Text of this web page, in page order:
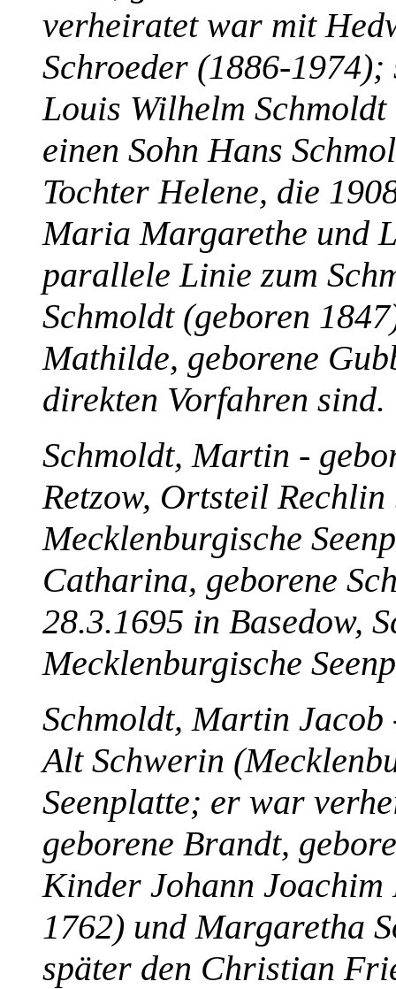
verheiratet war mit
Schroeder (1886-
Louis Wilhelm
einen Sohn Hans
Tochter Helene, die
Maria Margarethe und
parallele Linie zum
Schmoldt (geboren
Mathilde, geborene
direkten Vorfahren sind.
Schmoldt, Martin -
Retzow, Ortsteil
Mecklenburgische
Catharina, geborene
28.3.1695 in Basedow,
Mecklenburgische
Schmoldt, Martin
Alt Schwerin
Seenplatte; er war
geborene Brandt,
Kinder Johann
1762) und Margaretha
später den Christian